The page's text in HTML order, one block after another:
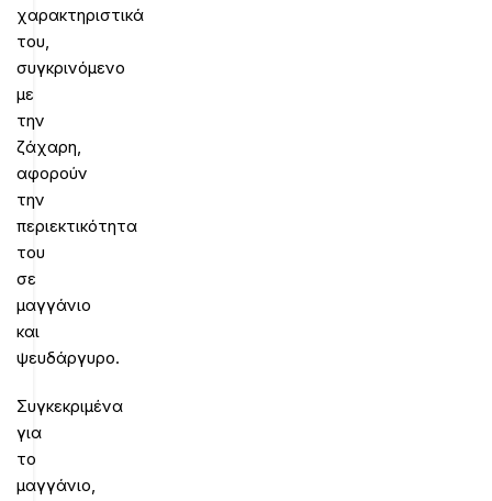
χαρακτηριστικά
του,
συγκρινόμενο
με
την
ζάχαρη,
αφορούν
την
περιεκτικότητα
του
σε
μαγγάνιο
και
ψευδάργυρο.
Συγκεκριμένα
για
το
μαγγάνιο,